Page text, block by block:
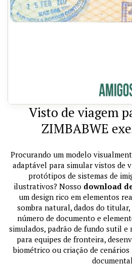
Visto de viagem
ZIMBABWE
Procurando um modelo
adaptável para simular vistos de
protótipos de sistemas de
ilustrativos? Nosso download
um design rico em elementos
sombra natural, dados do
número de documento e
simulados, padrão de fundo sutil e
para equipes de fronteira,
biométrico ou criação de